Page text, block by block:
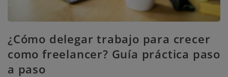
¿Cómo delegar trabajo para crecer
como freelancer? Guía práctica paso
a paso